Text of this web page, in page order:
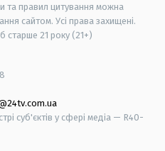
та правил цитування можна
сайтом. Усі права захищені.
старше 21 року (21+)
суб'єктів у сфері медіа — R40-